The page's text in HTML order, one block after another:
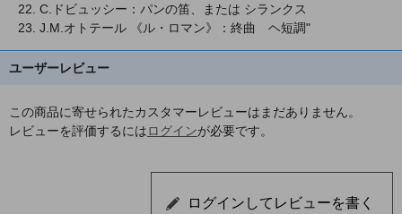
22. C.ドビュッシー：パンの笛、または シランクス
23. J.M.オトテール 《ル・ロマン》：終曲 ヘ短調"
ユーザーレビュー
この商品に寄せられたカスタマーレビューはまだありません。
レビューを評価するにはログインが必要です。